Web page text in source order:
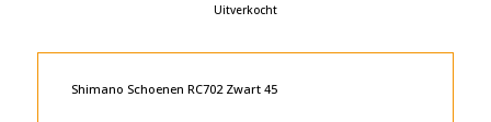
Uitverkocht
Shimano Schoenen RC702 Zwart 45